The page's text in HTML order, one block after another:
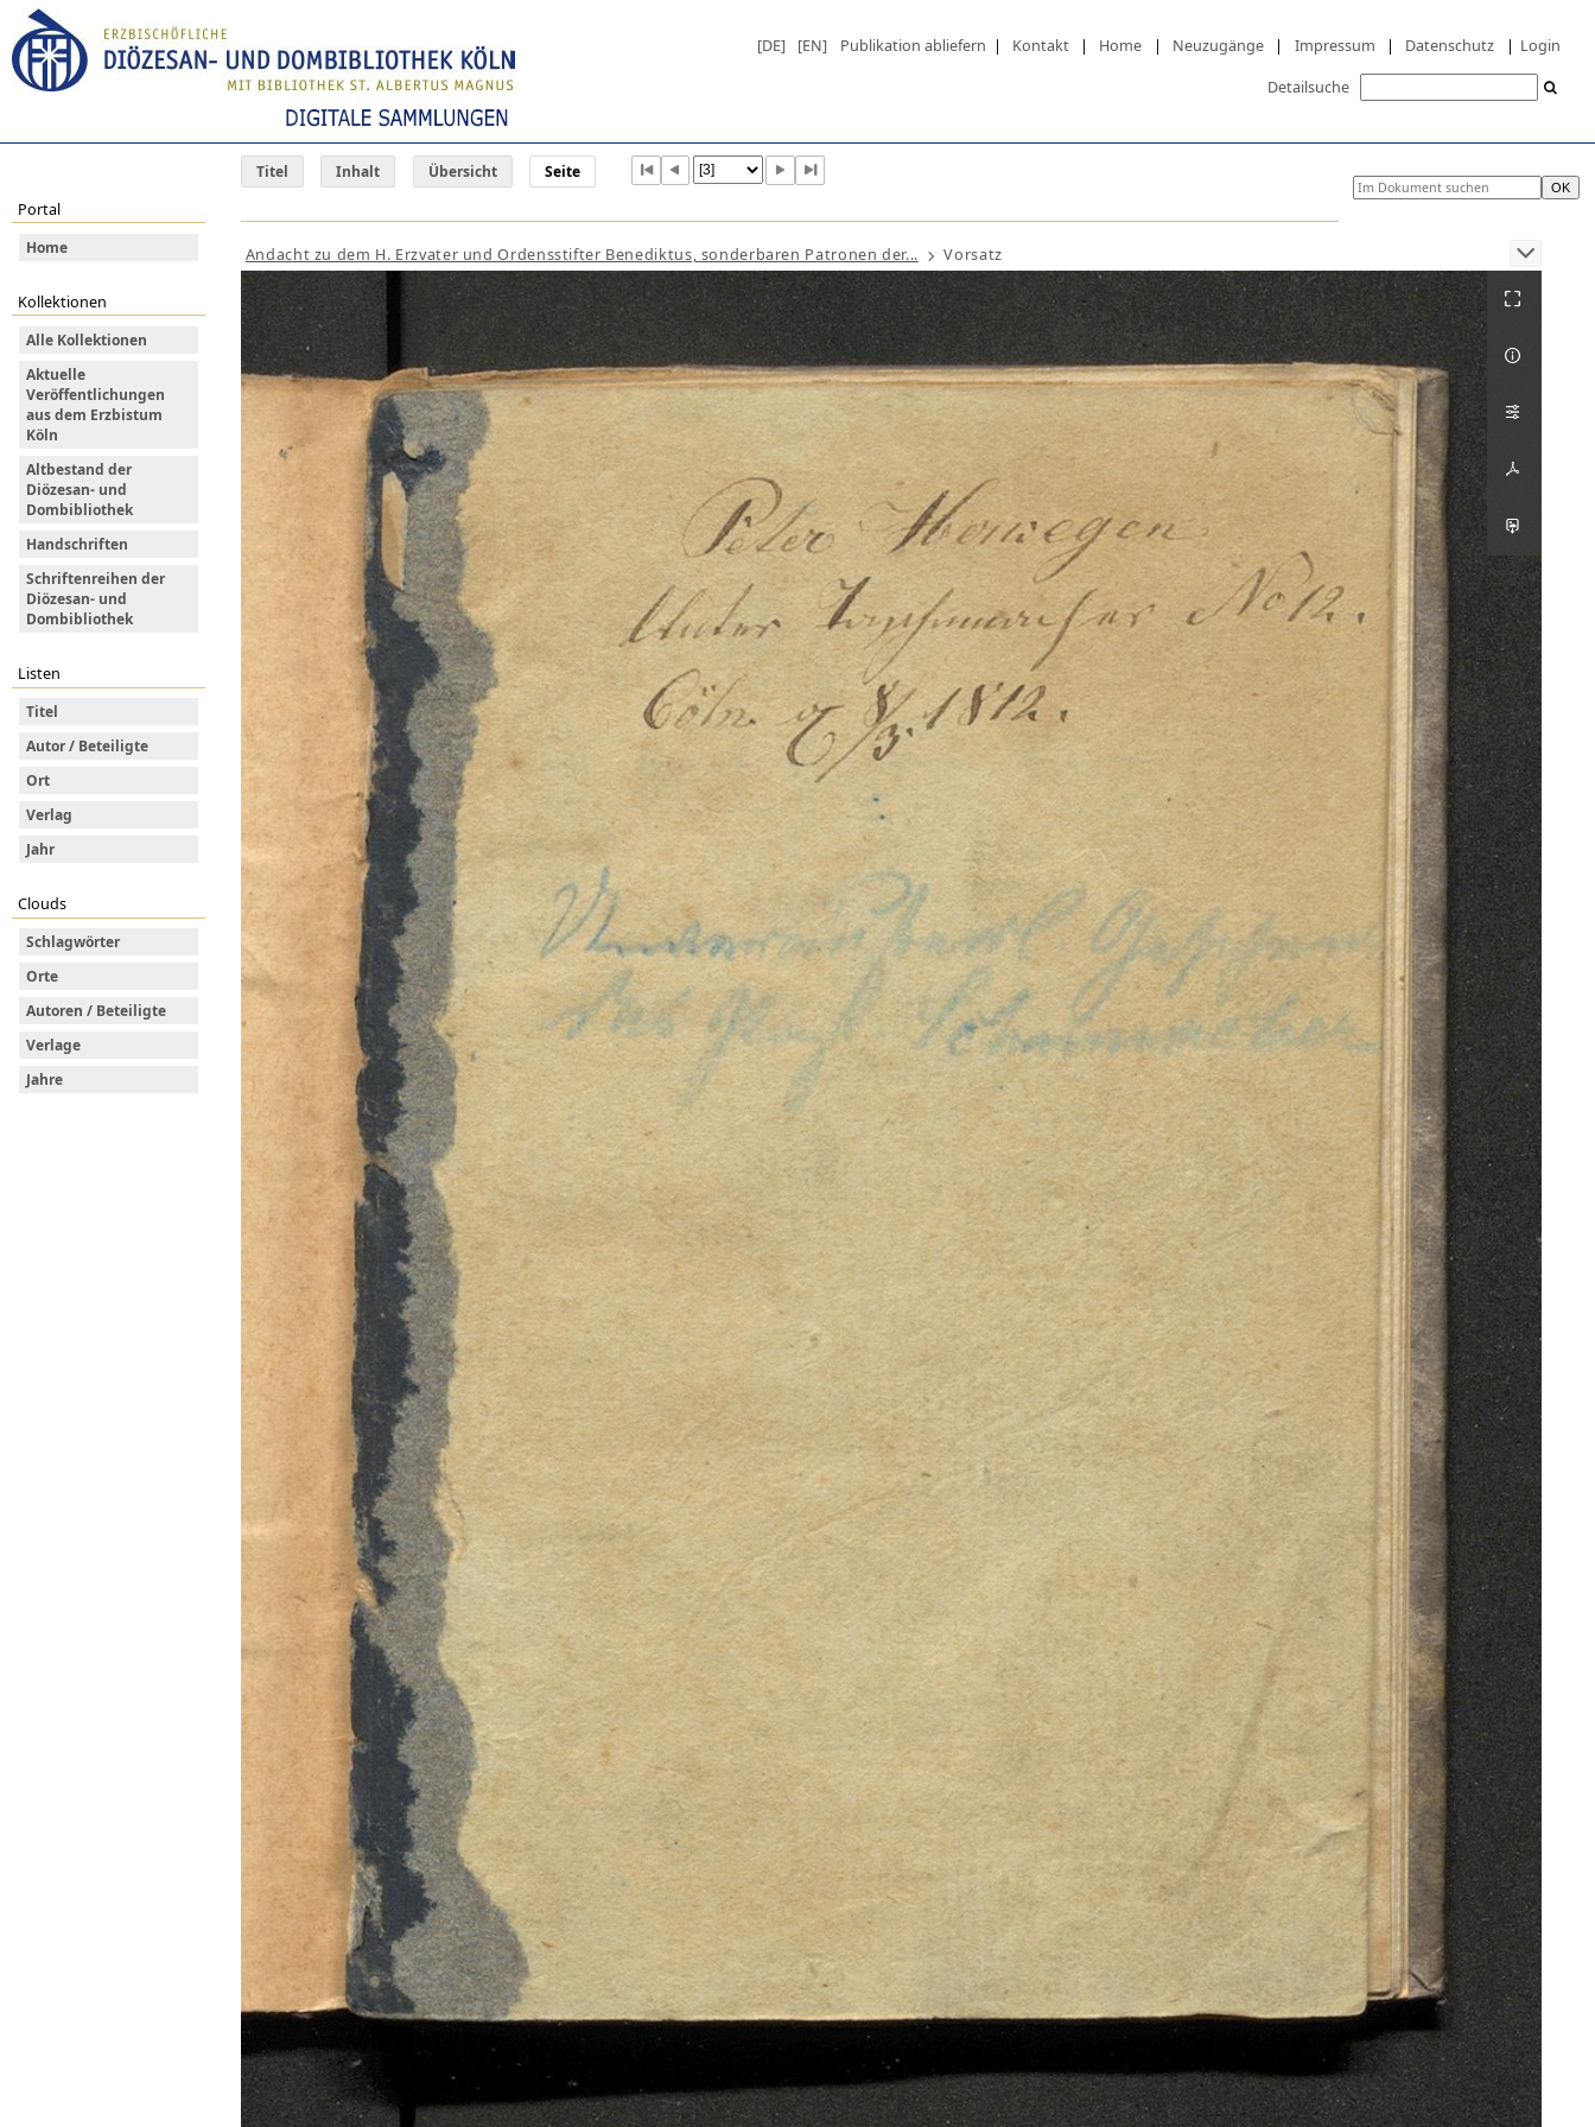
[DE] [EN] Publikation abliefern | Kontakt | Home | Neuzugänge | Impressum | Datenschutz | Login
Detailsuche
Titel Inhalt Übersicht Seite
Portal
Home
Kollektionen
Alle Kollektionen
Aktuelle
Veröffentlichungen
aus dem Erzbistum
Köln
Altbestand der
Diözesan- und
Dombibliothek
Handschriften
Schriftenreihen der
Diözesan- und
Dombibliothek
Listen
Titel
Autor / Beteiligte
Ort
Verlag
Jahr
Clouds
Schlagwörter
Orte
Autoren / Beteiligte
Verlage
Jahre
Andacht zu dem H. Erzvater und Ordensstifter Benediktus, sonderbaren Patronen der... Vorsatz